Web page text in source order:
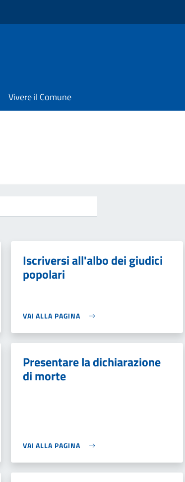
Vivere il Comune
Iscriversi all'albo dei giudici
popolari
VAI ALLA PAGINA
Presentare la dichiarazione
di morte
VAI ALLA PAGINA